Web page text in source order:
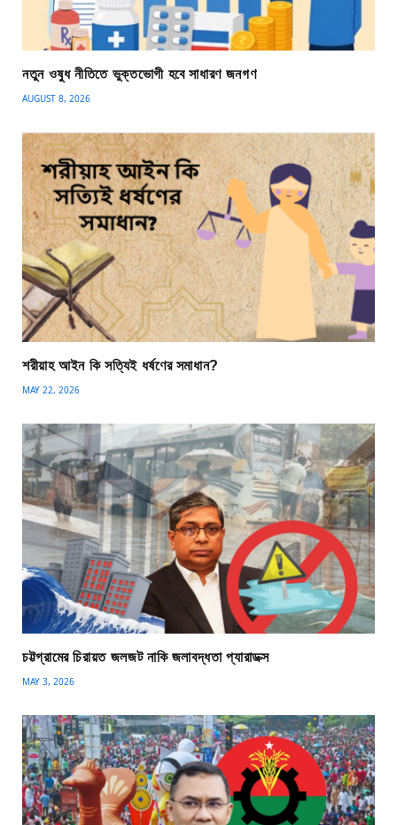
নতুন ওষুধ নীতিতে ভুক্তভোগী হবে সাধারণ জনগণ
AUGUST 8, 2026
শরীয়াহ আইন কি সত্যিই ধর্ষণের সমাধান?
MAY 22, 2026
চট্টগ্রামের চিরায়ত জলজট নাকি জলাবদ্ধতা প্যারাডক্স
MAY 3, 2026